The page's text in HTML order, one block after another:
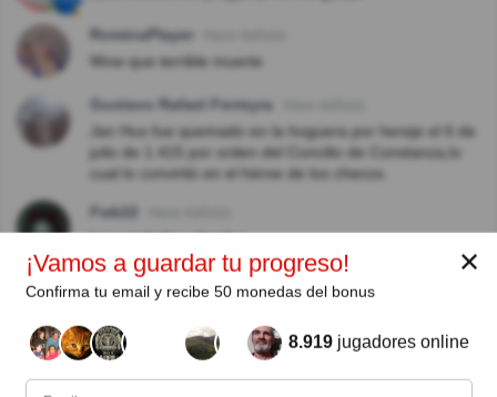
RominaPlayer
Wow que terrible muerte
Gustavo Rafael Ferreyra
Jan Hus fue quemado en la hoguera por hereje el 6 de
julio de 1.415 por orden del Concilio de Constanza,lo
cual lo convirtió en el héroe de los checos.
Fwk22
Las verdades ofenden.
LEYDACORRONS Hace 5año(s)
GAS Hace 5año(s)
Muy buena pregunta y excelente información
✕
¡Vamos a guardar tu progreso!
Confirma tu email y recibe 50 monedas del bonus
8.919 jugadores online